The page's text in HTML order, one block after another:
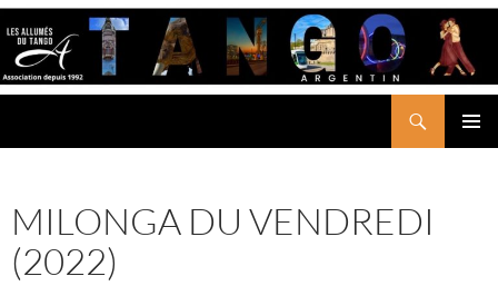
Aller
au
contenu
MILONGA DU VENDREDI
(2022)